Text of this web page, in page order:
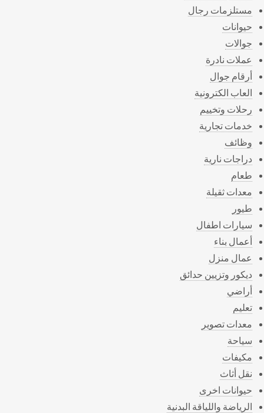
مستلزمات رجال
حيوانات
جوالات
عملات نادرة
أرقام جوال
العاب الكترونية
رحلات وتخييم
خدمات تجارية
وظائف
دراجات نارية
طعام
معدات ثقيلة
طيور
سيارات اطفال
أعمال بناء
عمال منزل
ديكور وتزيين حدائق
أراضي
تعليم
معدات تصوير
سياحة
مكيفات
نقل أثاث
حيوانات اخرى
الرياضة واللياقة البدنية